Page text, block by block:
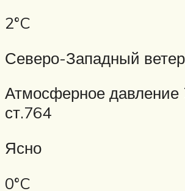
2°C
Северо-Западный ветер
Атмосферное давление
ст.764
Ясно
0°C